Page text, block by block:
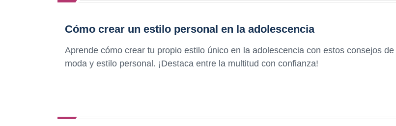
Cómo crear un estilo personal en la adolescencia
Aprende cómo crear tu propio estilo único en la adolescencia con estos consejos de
moda y estilo personal. ¡Destaca entre la multitud con confianza!